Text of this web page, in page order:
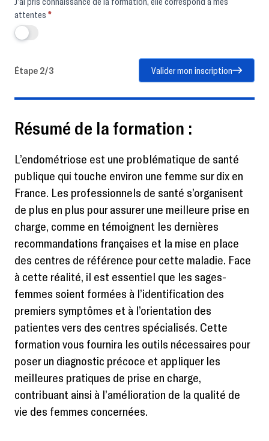
attentes *
Étape 2/3 Valider mon inscription
Résumé de la formation :
L’endométriose est une problématique de santé
publique qui touche environ une femme sur dix en
France. Les professionnels de santé s’organisent
de plus en plus pour assurer une meilleure prise en
charge, comme en témoignent les dernières
recommandations françaises et la mise en place
des centres de référence pour cette maladie. Face
à cette réalité, il est essentiel que les sages-
femmes soient formées à l’identification des
premiers symptômes et à l’orientation des
patientes vers des centres spécialisés. Cette
formation vous fournira les outils nécessaires pour
poser un diagnostic précoce et appliquer les
meilleures pratiques de prise en charge,
contribuant ainsi à l’amélioration de la qualité de
vie des femmes concernées.